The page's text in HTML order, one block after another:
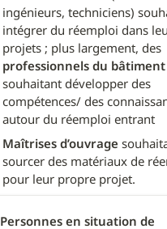
ingénieurs, techniciens)
intégrer du réemploi dans
projets ; plus largement, des
professionnels du bâtiment
souhaitant développer des
compétences/ des
autour du réemploi entrant
Maîtrises d’ouvrage
sourcer des matériaux de
pour leur propre projet.
Personnes en situation de